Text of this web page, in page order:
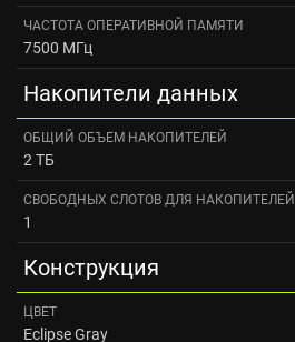
ЧАСТОТА ОПЕРАТИВНОЙ ПАМЯТИ
7500 МГц
Накопители данных
ОБЩИЙ ОБЪЕМ НАКОПИТЕЛЕЙ
2 ТБ
СВОБОДНЫХ СЛОТОВ ДЛЯ НАКОПИТЕЛЕЙ
1
Конструкция
ЦВЕТ
Eclipse Gray